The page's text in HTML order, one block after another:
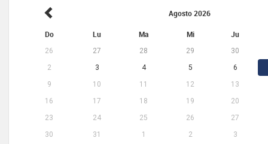
Agosto 2026
Do Lu Ma Mi Ju
26 27 28 29
30
2
3 4 5
6
9
10 11 12
13
16
17 18 19
20
23
24 25 26
27
30
31 1 2 3